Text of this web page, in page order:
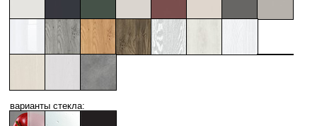
варианты стекла: